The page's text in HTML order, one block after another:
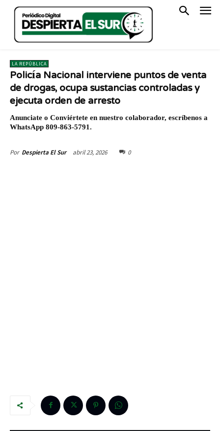
LA REPÚBLICA
Policía Nacional interviene puntos de venta
de drogas, ocupa sustancias controladas y
ejecuta orden de arresto
Anunciate o Conviértete en nuestro colaborador, escríbenos a
WhatsApp 809-863-5791.
Por Despierta El Sur abril 23, 2026 0